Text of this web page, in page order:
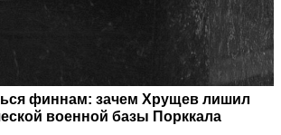
финнам: зачем Хрущев лишил
военной базы Порккала